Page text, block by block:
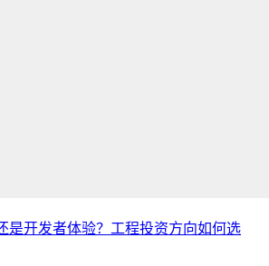
是开发者体验？工程投资方向如何选